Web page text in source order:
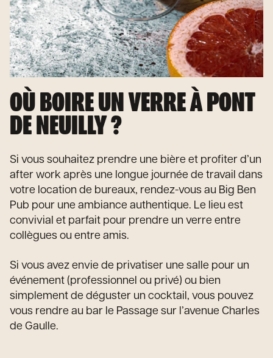
OÙ BOIRE UN VERRE À PONT
DE NEUILLY ?
Si vous souhaitez prendre une bière et profiter d’un
after work après une longue journée de travail dans
votre location de bureaux, rendez-vous au Big Ben
Pub pour une ambiance authentique. Le lieu est
convivial et parfait pour prendre un verre entre
collègues ou entre amis.
Si vous avez envie de privatiser une salle pour un
événement (professionnel ou privé) ou bien
simplement de déguster un cocktail, vous pouvez
vous rendre au bar le Passage sur l’avenue Charles
de Gaulle.